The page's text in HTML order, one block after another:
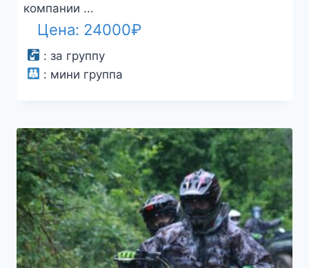
компании ...
Цена: 24000₽
: за группу
: мини группа